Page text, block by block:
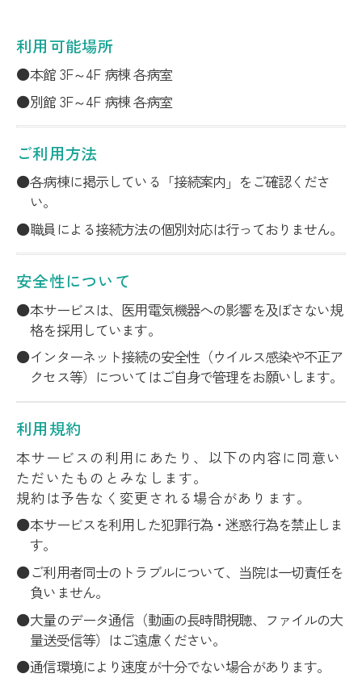
利用可能場所
本館 3F～4F 病棟 各病室
別館 3F～4F 病棟 各病室
ご利用方法
各病棟に掲示している「接続案内」をご確認くださ
い。
職員による接続方法の個別対応は行っておりません。
安全性について
本サービスは、医用電気機器への影響を及ぼさない規
格を採用しています。
インターネット接続の安全性（ウイルス感染や不正ア
クセス等）についてはご自身で管理をお願いします。
利用規約
本サービスの利用にあたり、以下の内容に同意い
ただいたものとみなします。
規約は予告なく変更される場合があります。
本サービスを利用した犯罪行為・迷惑行為を禁止しま
す。
ご利用者同士のトラブルについて、当院は一切責任を
負いません。
大量のデータ通信（動画の長時間視聴、ファイルの大
量送受信等）はご遠慮ください。
通信環境により速度が十分でない場合があります。